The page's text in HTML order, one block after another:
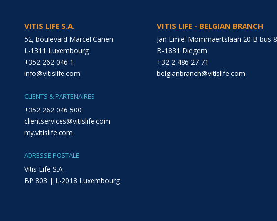
VITIS LIFE S.A.
52, boulevard Marcel Cahen
L-1311 Luxembourg
+352 262 046 1
info@vitislife.com
CLIENTS & PARTENAIRES
+352 262 046 500
clientservices@vitislife.com
my.vitislife.com
ADRESSE POSTALE
Vitis Life S.A.
BP 803 | L-2018 Luxembourg
VITIS LIFE - BELGIAN BRANCH
Jan Emiel Mommaertslaan 20 B bus 8
B-1831 Diegem
+32 2 486 27 71
belgianbranch@vitislife.com